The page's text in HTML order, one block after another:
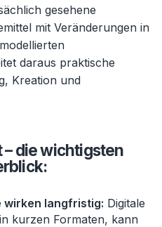
gesehene
mit Veränderungen in
daraus praktische
Kreation und
– die wichtigsten
wirken langfristig: Digitale
kurzen Formaten, kann